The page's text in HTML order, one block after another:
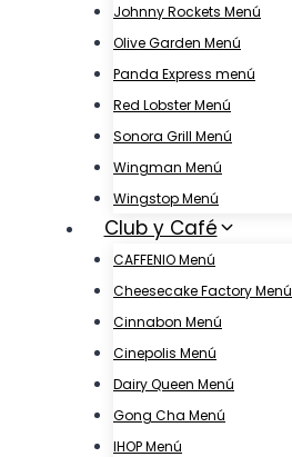
Johnny Rockets Menú
Olive Garden Menú
Panda Express menú
Red Lobster Menú
Sonora Grill Menú
Wingman Menú
Wingstop Menú
Club y Café
CAFFENIO Menú
Cheesecake Factory Menú
Cinnabon Menú
Cinepolis Menú
Dairy Queen Menú
Gong Cha Menú
IHOP Menú